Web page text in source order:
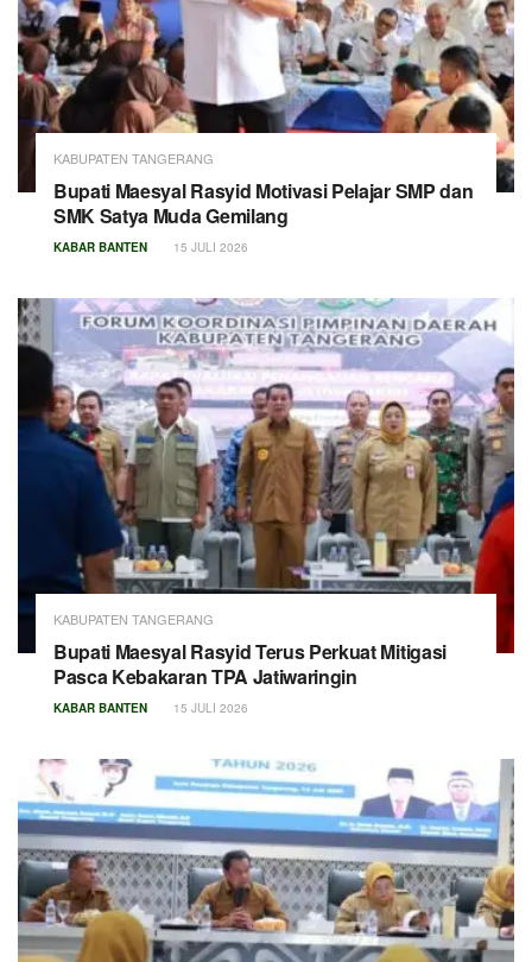
KABUPATEN TANGERANG
Bupati Maesyal Rasyid Motivasi Pelajar SMP dan
SMK Satya Muda Gemilang
KABAR BANTEN 15 JULI 2026
KABUPATEN TANGERANG
Bupati Maesyal Rasyid Terus Perkuat Mitigasi
Pasca Kebakaran TPA Jatiwaringin
KABAR BANTEN 15 JULI 2026